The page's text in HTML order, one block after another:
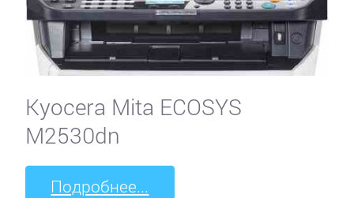
Kyocera Mita ECOSYS
M2530dn
Подробнее...